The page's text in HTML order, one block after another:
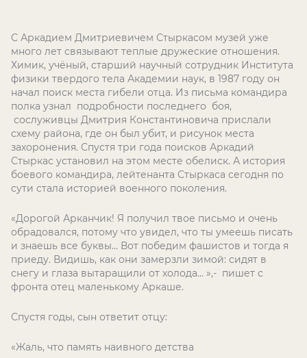
С Аркадием Дмитриевичем Стыркасом музей уже
много лет связывают теплые дружеские отношения.
Химик, учёный, старший научный сотрудник Института
физики твердого тела Академии наук, в 1987 году он
начал поиск места гибели отца. Из письма командира
полка узнал подробности последнего боя,
сослуживцы Дмитрия Константиновича прислали
схему района, где он был убит, и рисунок места
захоронения. Спустя три года поисков Аркадий
Стыркас установил на этом месте обелиск. А история
боевого командира, лейтенанта Стыркаса сегодня по
сути стала историей военного поколения.
«Дорогой Арканчик! Я получил твое письмо и очень
обрадовался, потому что увидел, что ты умеешь писать
и знаешь все буквы… Вот победим фашистов и тогда я
приеду. Видишь, как они замерзли зимой: сидят в
снегу и глаза вытаращили от холода... »,- пишет с
фронта отец маленькому Аркаше.
Спустя годы, сын ответит отцу:
«Жаль, что память наивного детства